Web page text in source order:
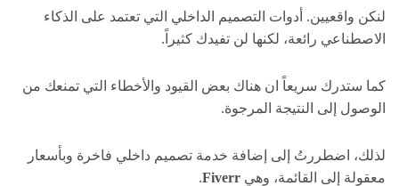
لنكن واقعيين. أدوات التصميم الداخلي التي تعتمد على الذكاء
الاصطناعي رائعة، لكنها لن تفيدك كثيراً.
كما ستدرك سريعاً ان هناك بعض القيود والأخطاء التي تمنعك من
الوصول إلى النتيجة المرجوة.
لذلك، اضطررتُ إلى إضافة خدمة تصميم داخلي فاخرة وبأسعار
معقولة إلى القائمة، وهي Fiverr
.